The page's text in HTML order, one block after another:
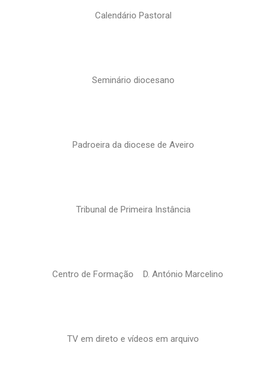
Calendário Pastoral
Seminário diocesano
Padroeira da diocese de Aveiro
Tribunal de Primeira Instância
Centro de Formação D. António Marcelino
TV em direto e vídeos em arquivo